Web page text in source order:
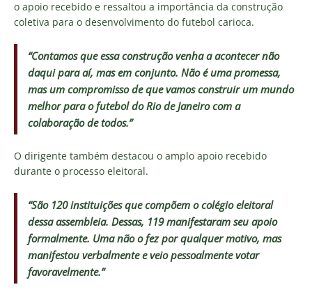
o apoio recebido e ressaltou a importância da construção
coletiva para o desenvolvimento do futebol carioca.
“Contamos que essa construção venha a acontecer não
daqui para aí, mas em conjunto. Não é uma promessa,
mas um compromisso de que vamos construir um mundo
melhor para o futebol do Rio de Janeiro com a
colaboração de todos.”
O dirigente também destacou o amplo apoio recebido
durante o processo eleitoral.
“São 120 instituições que compõem o colégio eleitoral
dessa assembleia. Dessas, 119 manifestaram seu apoio
formalmente. Uma não o fez por qualquer motivo, mas
manifestou verbalmente e veio pessoalmente votar
favoravelmente.”